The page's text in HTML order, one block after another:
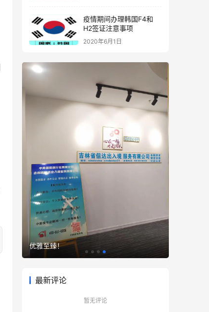
疫情期间办理韩国F4和
H2签证注意事项
2020年6月1日
优雅至臻！
最新评论
暂无评论